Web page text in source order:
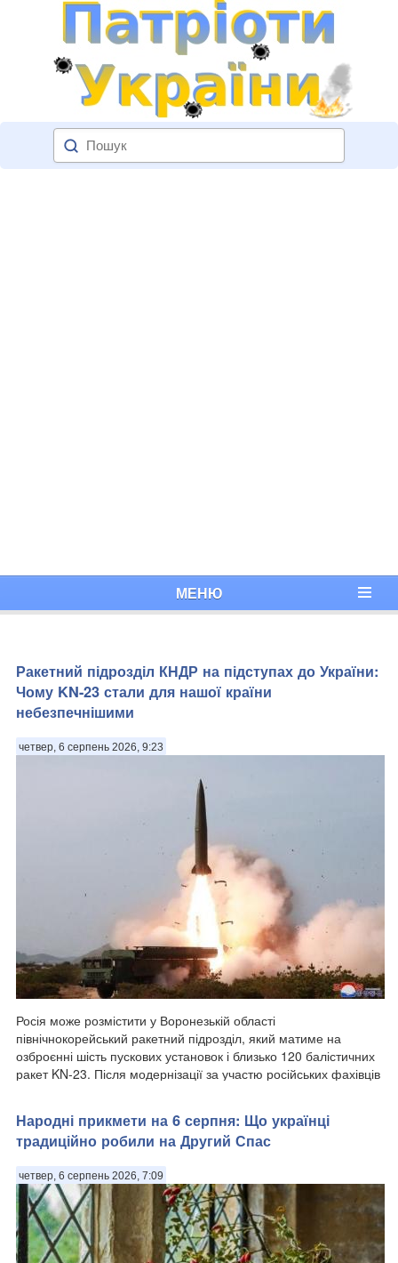
МЕНЮ
Ракетний підрозділ КНДР на підступах до України:
Чому KN-23 стали для нашої країни
небезпечнішими
четвер, 6 серпень 2026, 9:23
Росія може розмістити у Воронезькій області
північнокорейський ракетний підрозділ, який матиме на
озброєнні шість пускових установок і близько 120 балістичних
ракет KN-23. Після модернізації за участю російських фахівців
Народні прикмети на 6 серпня: Що українці
традиційно робили на Другий Спас
четвер, 6 серпень 2026, 7:09